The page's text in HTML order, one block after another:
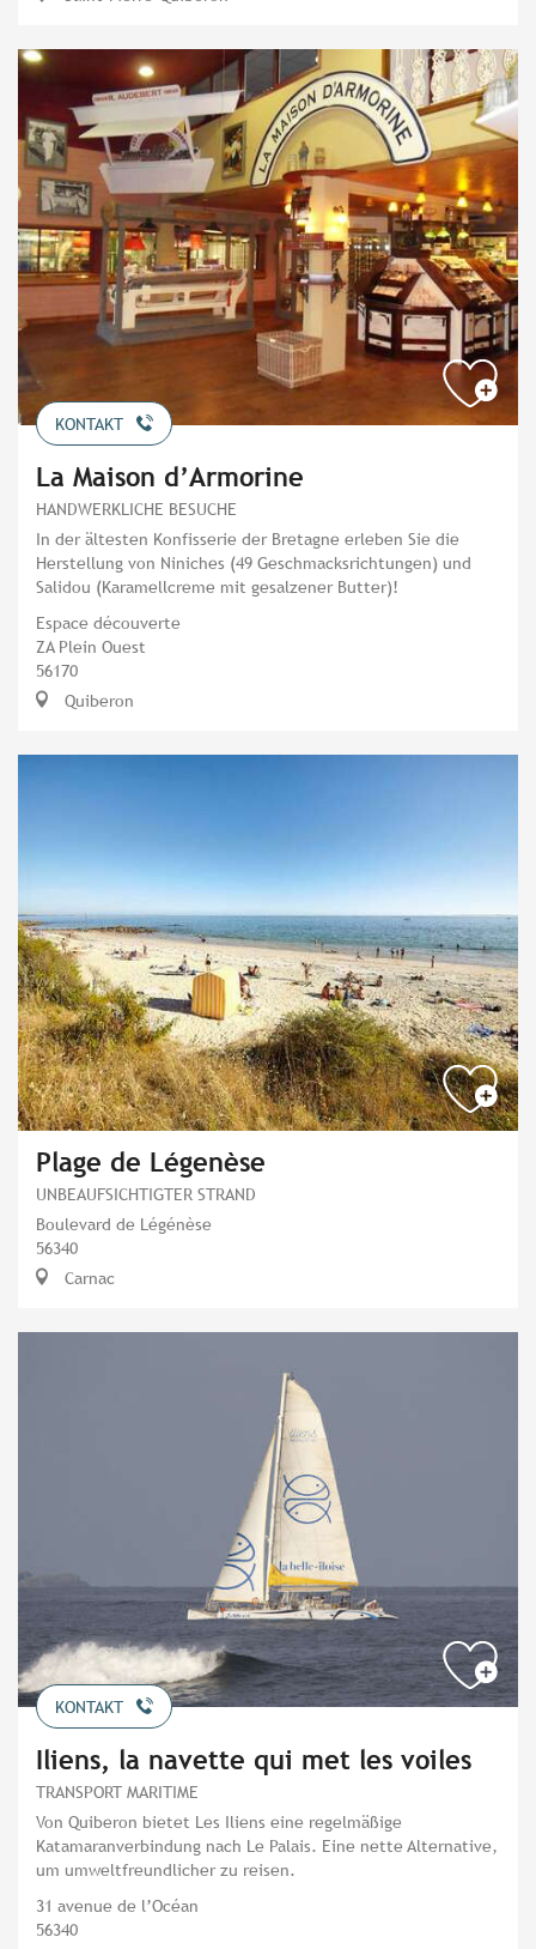
KONTAKT
La Maison d’Armorine
HANDWERKLICHE BESUCHE
In der ältesten Konfisserie der Bretagne erleben Sie die
Herstellung von Niniches (49 Geschmacksrichtungen) und
Salidou (Karamellcreme mit gesalzener Butter)!
Espace découverte
ZA Plein Ouest
56170
Quiberon
Plage de Légenèse
UNBEAUFSICHTIGTER STRAND
Boulevard de Légénèse
56340
Carnac
KONTAKT
Iliens, la navette qui met les voiles
TRANSPORT MARITIME
Von Quiberon bietet Les Iliens eine regelmäßige
Katamaranverbindung nach Le Palais. Eine nette Alternative,
um umweltfreundlicher zu reisen.
31 avenue de l’Océan
56340